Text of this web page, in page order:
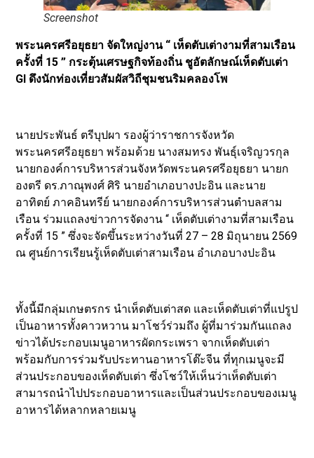
Screenshot
พระนครศรีอยุธยา จัดใหญ่งาน “ เห็ดตับเต่างามที่สามเรือน
ครั้งที่ 15 ” กระตุ้นเศรษฐกิจท้องถิ่น ชูอัตลักษณ์เห็ดตับเต่า
GI ดึงนักท่องเที่ยวสัมผัสวิถีชุมชนริมคลองโพ
นายประพันธ์ ตรีบุปผา รองผู้ว่าราชการจังหวัด
พระนครศรีอยุธยา พร้อมด้วย นางสมทรง พันธุ์เจริญวรกุล
นายกองค์การบริหารส่วนจังหวัดพระนครศรีอยุธยา นายก
องตรี ดร.ภาณุพงศ์ ศิริ นายอำเภอบางปะอิน และนาย
อาทิตย์ ภาคอินทรีย์ นายกองค์การบริหารส่วนตำบลสาม
เรือน ร่วมแถลงข่าวการจัดงาน “ เห็ดตับเต่างามที่สามเรือน
ครั้งที่ 15 ” ซึ่งจะจัดขึ้นระหว่างวันที่ 27 – 28 มิถุนายน 2569
ณ ศูนย์การเรียนรู้เห็ดตับเต่าสามเรือน อำเภอบางปะอิน
ทั้งนี้มีกลุ่มเกษตรกร นำเห็ดตับเต่าสด และเห็ดตับเต่าที่แปรูป
เป็นอาหารทั้งคาวหวาน มาโชว์ร่วมถึง ผู้ที่มาร่วมกันแถลง
ข่าวได้ประกอบเมนูอาหารผัดกระเพรา จากเห็ดตับเต่า
พร้อมกับการร่วมรับประทานอาหารโต๊ะจีน ที่ทุกเมนูจะมี
ส่วนประกอบของเห็ดตับเต่า ซึ่งโชว์ให้เห็นว่าเห็ดตับเต่า
สามารถนำไปประกอบอาหารและเป็นส่วนประกอบของเมนู
อาหารได้หลากหลายเมนู